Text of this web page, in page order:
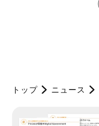
トップ ニュース